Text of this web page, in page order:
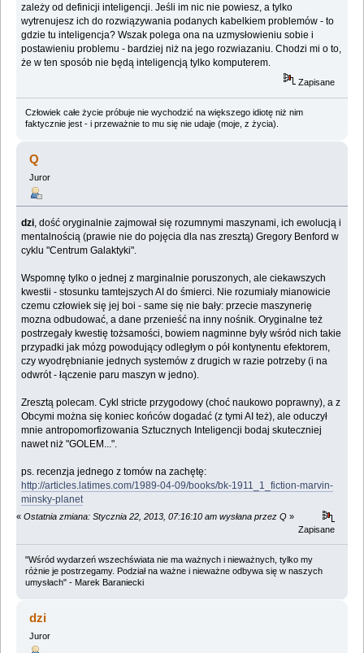
zależy od definicji inteligencji. Jeśli im nic nie powiesz, a tylko
wytrenujesz ich do rozwiązywania podanych kabelkiem problemów - to
gdzie tu inteligencja? Wszak polega ona na uzmysłowieniu sobie i
postawieniu problemu - bardziej niż na jego rozwiazaniu. Chodzi mi o to,
że w ten sposób nie będą inteligencją tylko komputerem.
Zapisane
Człowiek całe życie próbuje nie wychodzić na większego idiotę niż nim
faktycznie jest - i przeważnie to mu się nie udaje (moje, z życia).
Q
Juror
dzi, dość oryginalnie zajmował się rozumnymi maszynami, ich ewolucją i
mentalnością (prawie nie do pojęcia dla nas zresztą) Gregory Benford w
cyklu "Centrum Galaktyki".
Wspomnę tylko o jednej z marginalnie poruszonych, ale ciekawszych
kwestii - stosunku tamtejszych AI do śmierci. Nie rozumiały mianowicie
czemu człowiek się jej boi - same się nie bały: przecie maszynerię
mozna odbudować, a dane przenieść na inny nośnik. Oryginalne też
postrzegały kwestię tożsamości, bowiem nagminne były wśród nich takie
przypadki jak mózg powodujący odległym o pół kontynentu efektorem,
czy wyodrębnianie jednych systemów z drugich w razie potrzeby (i na
odwrót - łączenie paru maszyn w jedno).
Zresztą polecam. Cykl stricte przygodowy (choć naukowo poprawny), a z
Obcymi można się koniec końców dogadać (z tymi AI też), ale oduczył
mnie antropomorfizowania Sztucznych Inteligencji bodaj skuteczniej
nawet niż "GOLEM...".
ps. recenzja jednego z tomów na zachętę:
http://articles.latimes.com/1989-04-09/books/bk-1911_1_fiction-marvin-
minsky-planet
« Ostatnia zmiana: Stycznia 22, 2013, 07:16:10 am wysłana przez Q »
Zapisane
"Wśród wydarzeń wszechświata nie ma ważnych i nieważnych, tylko my
różnie je postrzegamy. Podział na ważne i nieważne odbywa się w naszych
umysłach" - Marek Baraniecki
dzi
Juror